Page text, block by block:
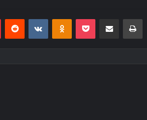
PinterestReddit VKontakteOdnoklassniki
Pocket E-Posta ile paylaş